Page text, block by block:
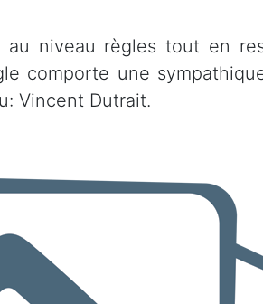
niveau règles tout en
comporte une
Vincent Dutrait.